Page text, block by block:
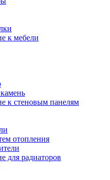
к мебели
к стеновым панелям
отопления
для радиаторов